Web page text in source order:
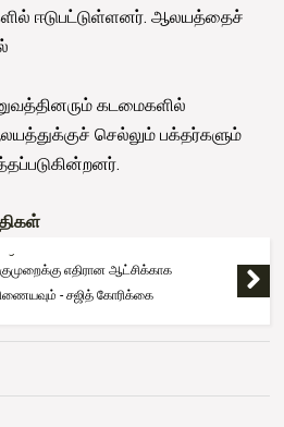
ஈடுபட்டுள்ளனர். ஆலயத்தைச்
கடமைகளில்
செல்லும் பக்தர்களும்
எதிரான ஆட்சிக்காக
- சஜித் கோரிக்கை